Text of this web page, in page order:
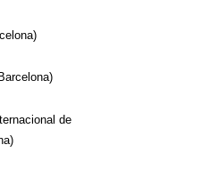
de